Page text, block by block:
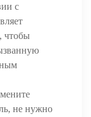
с
чтобы
не нужно